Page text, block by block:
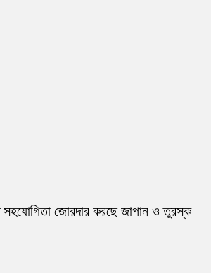
সহযোগিতা জোরদার করছে জাপান ও তুরস্ক